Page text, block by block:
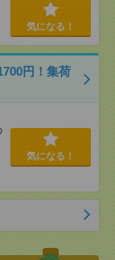
気になる！
円！集荷
気になる！